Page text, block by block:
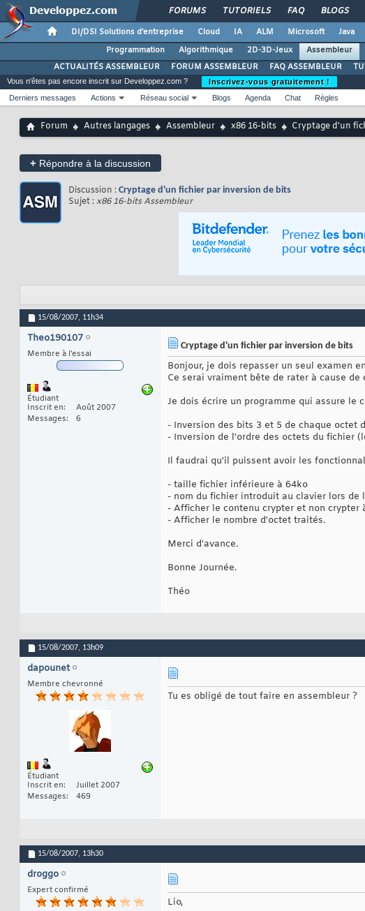
FORUMS TUTORIELS FAQ BLOGS
DI/DSI Solutions d'entreprise Cloud IA ALM Microsoft Java
Programmation
Algorithmique 2D-3D-Jeux Assembleur
ACTUALITÉS ASSEMBLEUR
FORUM ASSEMBLEUR FAQ ASSEMBLEUR
Vous n'êtes pas encore inscrit sur Developpez.com ?
Inscrivez-vous gratuitement !
Derniers messages
Actions Réseau social Blogs Agenda Chat Règles
Forum Autres langages Assembleur x86 16-bits Cryptage d'un
+ Répondre à la discussion
Discussion : Cryptage d'un fichier par inversion de bits
Sujet :x86 16-bits Assembleur
15/08/2007, 11h34
Theo190107
Membre à l'essai
Étudiant
Inscrit en
Août 2007
Messages
6
Cryptage d'un fichier par inversion de bits
Bonjour, je dois repasser un seul examen
Ce serai vraiment bête de rater à cause
Je dois écrire un programme qui assure le
- Inversion des bits 3 et 5 de chaque octet
- Inversion de l'ordre des octets du fichier
Il faudrai qu'il puissent avoir les
- taille fichier inférieure à 64ko
- nom du fichier introduit au clavier lors de
- Afficher le contenu crypter et non crypter
- Afficher le nombre d'octet traités.
Merci d'avance.
Bonne Journée.
Théo
15/08/2007, 13h09
dapounet
Membre chevronné
Étudiant
Inscrit en
Juillet 2007
Messages
469
Tu es obligé de tout faire en assembleur ?
15/08/2007, 13h30
droggo
Expert confirmé
Lio,